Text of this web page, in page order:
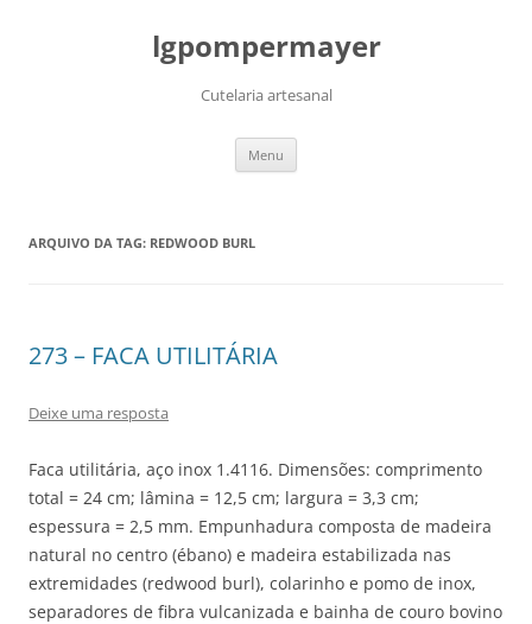
lgpompermayer
Cutelaria artesanal
Menu
ARQUIVO DA TAG: REDWOOD BURL
273 – FACA UTILITÁRIA
Deixe uma resposta
Faca utilitária, aço inox 1.4116. Dimensões: comprimento
total = 24 cm; lâmina = 12,5 cm; largura = 3,3 cm;
espessura = 2,5 mm. Empunhadura composta de madeira
natural no centro (ébano) e madeira estabilizada nas
extremidades (redwood burl), colarinho e pomo de inox,
separadores de fibra vulcanizada e bainha de couro bovino